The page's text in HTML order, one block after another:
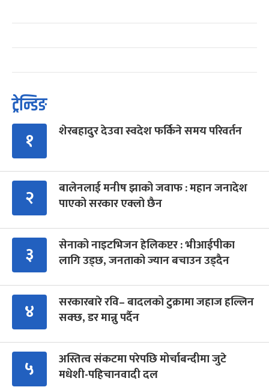
ट्रेन्डिङ
१ शेरबहादुर देउवा स्वदेश फर्किने समय परिवर्तन
२
बालेनलाई मनीष झाको जवाफ : महान जनादेश
पाएको सरकार एक्लो छैन
३
सेनाको नाइटभिजन हेलिकप्टर : भीआईपीका
लागि उड्छ, जनताको ज्यान बचाउन उड्दैन
४
सरकारबारे रवि– बादलको टुक्रामा जहाज हल्लिन
सक्छ, डर मान्नु पर्दैन
५
अस्तित्व संकटमा परेपछि मोर्चाबन्दीमा जुटे
मधेशी-पहिचानवादी दल